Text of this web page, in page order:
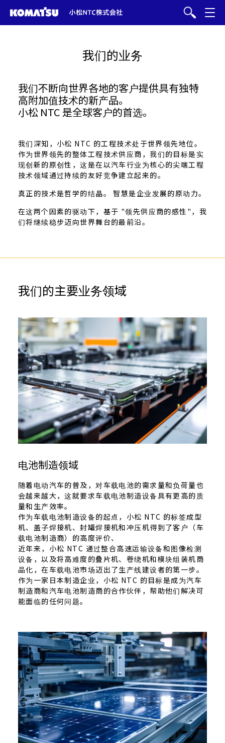
我们的业务
我们不断向世界各地的客户提供具有独特
高附加值技术的新产品。
小松 NTC 是全球客户的首选。
我们深知，小松 NTC 的工程技术处于世界领先地位。
作为世界领先的整体工程技术供应商，我们的目标是实
现创新的原创性，这是在以汽车行业为核心的尖端工程
技术领域通过持续的友好竞争建立起来的。
真正的技术是哲学的结晶。 智慧是企业发展的原动力。
在这两个因素的驱动下，基于 "领先供应商的感性"，我
们将继续稳步迈向世界舞台的最前沿。
我们的主要业务领域
电池制造领域
随着电动汽车的普及，对车载电池的需求量和负荷量也
会越来越大，这就要求车载电池制造设备具有更高的质
量和生产效率。
作为车载电池制造设备的起点，小松 NTC 的标签成型
机、盖子焊接机、封罐焊接机和冲压机得到了客户（车
载电池制造商）的高度评价、
近年来，小松 NTC 通过整合高速运输设备和图像检测
设备，以及将高难度的叠片机、卷绕机和模块组装机商
品化，在车载电池市场迈出了生产线建设者的第一步。
作为一家日本制造企业，小松 NTC 的目标是成为汽车
制造商和汽车电池制造商的合作伙伴，帮助他们解决可
能面临的任何问题。